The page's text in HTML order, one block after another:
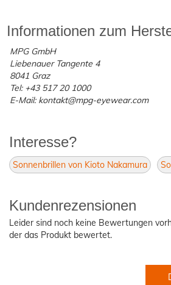
Informationen zum
MPG GmbH
Liebenauer Tangente 4
8041 Graz
Tel: +43 517 20 1000
E-Mail: kontakt@mpg-eyewear.com
Interesse?
Sonnenbrillen von Kioto Nakamura
Kundenrezensionen
Leider sind noch keine Bewertungen
der das Produkt bewertet.